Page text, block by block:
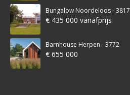
Bungalow Noordeloos - 3817
€ 435 000 vanafprijs
Barnhouse Herpen - 3772
€ 655 000